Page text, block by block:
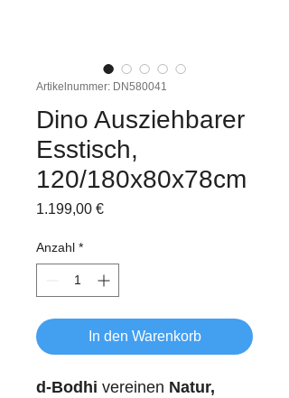
Artikelnummer: DN580041
Dino Ausziehbarer
Esstisch,
120/180x80x78cm
1.199,00 €Preis
Anzahl *
In den Warenkorb
d-Bodhi vereinen Natur,